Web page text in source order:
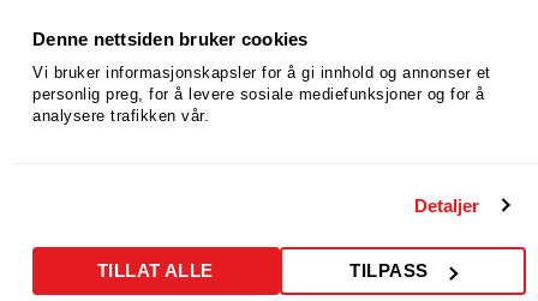
Denne nettsiden bruker cookies
Vi bruker informasjonskapsler for å gi innhold og annonser et
personlig preg, for å levere sosiale mediefunksjoner og for å
analysere trafikken vår.
Detaljer
TILLAT ALLE TILPASS